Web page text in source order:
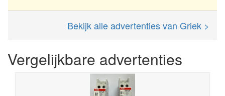
Bekijk alle advertenties van Griek >
Vergelijkbare advertenties